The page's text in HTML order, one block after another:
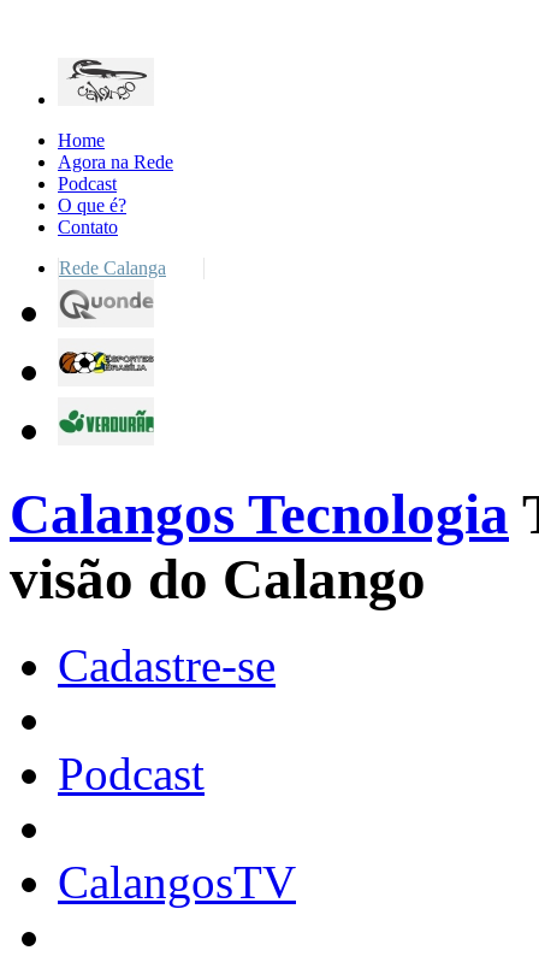
Home
Agora na Rede
Podcast
O que é?
Contato
Rede Calanga
Calangos Tecnologia
visão do Calango
Cadastre-se
Podcast
CalangosTV